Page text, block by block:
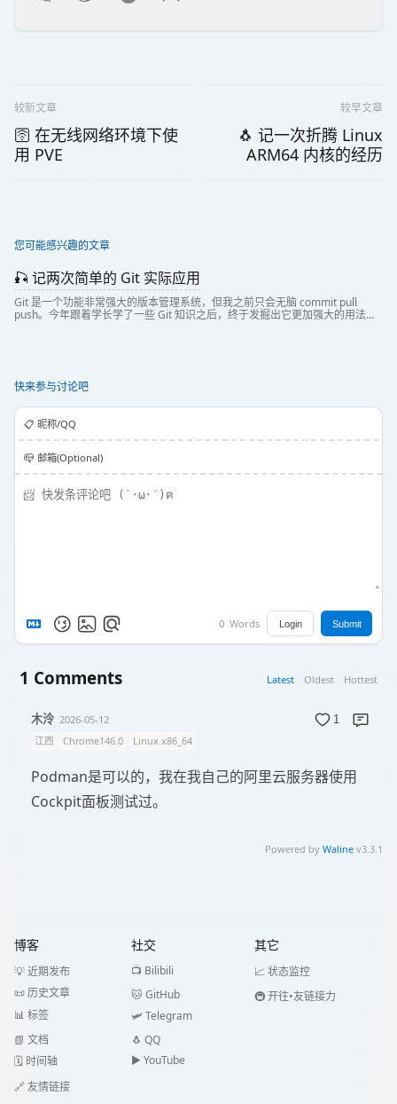
较新文章
🛜 在无线网络环境下使
用 PVE
较早文章
🐧 记一次折腾 Linux
ARM64 内核的经历
您可能感兴趣的文章
🎣 记两次简单的 Git 实际应用
Git 是一个功能非常强大的版本管理系统，但我之前只会无脑 commit pull
push。今年跟着学长学了一些 Git 知识之后，终于发掘出它更加强大的用法
快来参与讨论吧
📋️ 昵称/QQ
📪 邮箱(Optional)
0 Words Login Submit
1 Comments Latest Oldest Hottest
木泠 2026-05-12
1
江西
Chrome146.0 Linux x86_64
Podman是可以的，我在我自己的阿里云服务器使用
Cockpit面板测试过。
Powered by Waline v3.3.1
博客
💡 近期发布
📜 历史文章
📊 标签
📗 文档
🗓️ 时间轴
🔗 友情链接
社交
📺 Bilibili
🐱 GitHub
🛩️ Telegram
🐧 QQ
▶️️ YouTube
其它
📈 状态监控
🚇 开往•友链接力